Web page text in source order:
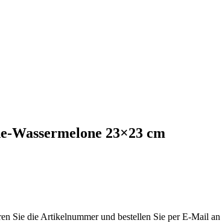
Wassermelone 23×23 cm
Sie die Artikelnummer und bestellen Sie per E-Mail an